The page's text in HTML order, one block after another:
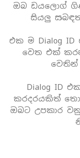
ඔබ ඩයලොග්
සියලු
එක ම Dialog
වෙත එක් කරන
වෙතින්
Dialog ID
කරදරයකිත්
ඔබට උපකාර